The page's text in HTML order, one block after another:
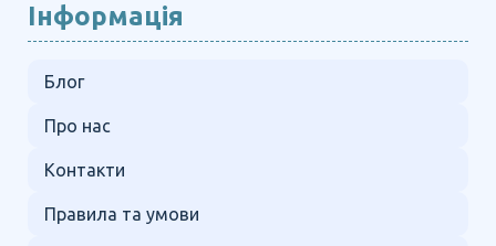
Інформація
Блог
Про нас
Контакти
Правила та умови